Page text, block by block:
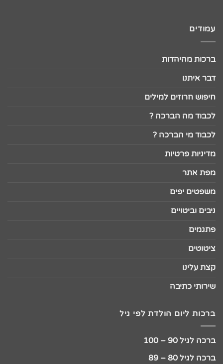
עמודים
ברכות מהיהדות
דבר איתנו
חיפוש חרוזים למילים
לכבוד מה הברכה ?
לכבוד מי הברכה ?
מדיניות פרטיות
מפת אתר
משפטים יפים
ניבים וביטויים
פתגמים
ציטוטים
קצת עלינו
שירותי כתיבה
ברכות ליום הולדת לפי גיל
ברכה לגיל 90 – 100
ברכה לגיל 80 – 89